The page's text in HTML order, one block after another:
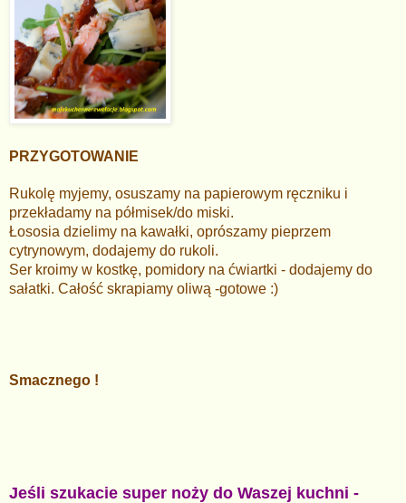
PRZYGOTOWANIE
Rukolę myjemy, osuszamy na papierowym ręczniku i
przekładamy na półmisek/do miski.
Łososia dzielimy na kawałki, oprószamy pieprzem
cytrynowym, dodajemy do rukoli.
Ser kroimy w kostkę, pomidory na ćwiartki - dodajemy do
sałatki. Całość skrapiamy oliwą -gotowe :)
Smacznego !
Jeśli szukacie super noży do Waszej kuchni -